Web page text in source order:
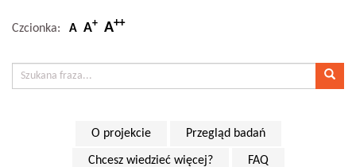
Czcionka: A A+ A++
O projekcie Przegląd badań
Chcesz wiedzieć więcej? FAQ